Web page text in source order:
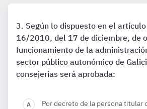
Según lo dispuesto en el
16/2010, del 17 de diciembre, de
funcionamiento de la
sector público autonómico de
consejerías será aprobada:
Por decreto de la persona titular